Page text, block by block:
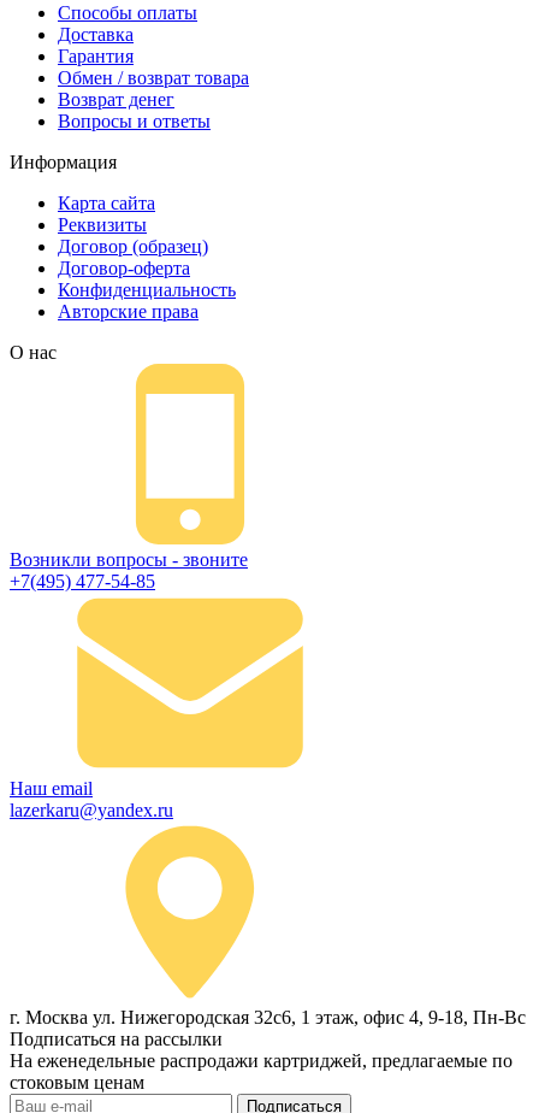
Способы оплаты
Доставка
Гарантия
Обмен / возврат товара
Возврат денег
Вопросы и ответы
Информация
Карта сайта
Реквизиты
Договор (образец)
Договор-оферта
Конфиденциальность
Авторские права
О нас
Возникли вопросы - звоните
+7(495) 477-54-85
Наш email
lazerkaru@yandex.ru
г. Москва ул. Нижегородская 32с6, 1 этаж, офис 4, 9-18, Пн-Вс
Подписаться на рассылки
На еженедельные распродажи картриджей, предлагаемые по
стоковым ценам
Подписаться